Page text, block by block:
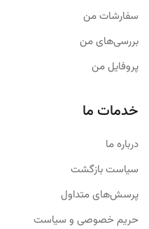
سفارشات من
بررسی‌های من
پروفایل من
خدمات ما
درباره ما
سیاست بازگشت
پرسش‌های متداول
حریم خصوصی و سیاست